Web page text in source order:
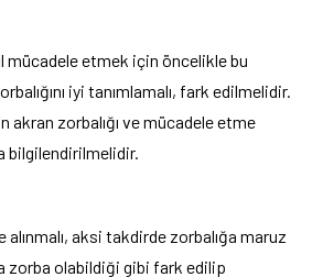
mücadele etmek için öncelikle bu
iyi tanımlamalı, fark edilmelidir.
akran zorbalığı ve mücadele etme
bilgilendirilmelidir.
alınmalı, aksi takdirde zorbalığa maruz
zorba olabildiği gibi fark edilip